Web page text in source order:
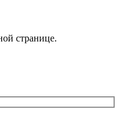
странице.